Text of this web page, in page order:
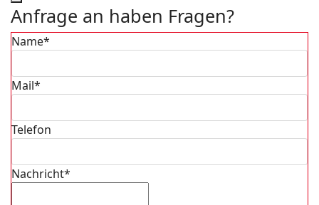
Anfrage an haben Fragen?
Name*
Mail*
Telefon
Nachricht*